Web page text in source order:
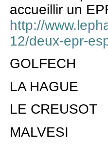
accueillir un
http://
12/deux-epr-
GOLFECH
LA HAGUE
LE CREUSOT
MALVESI